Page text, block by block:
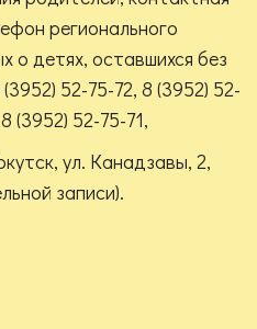
регионального
о детях, оставшихся без
52-75-72, 8 (3952) 52-
(3952) 52-75-71,
ул. Канадзавы, 2,
записи).